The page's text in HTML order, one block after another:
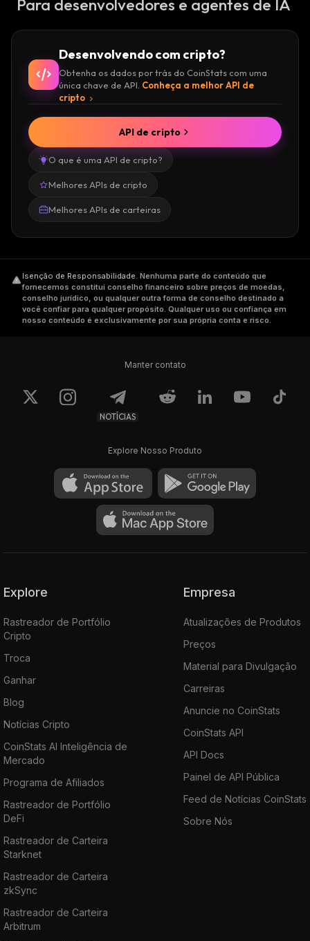
Para desenvolvedores e agentes de IA
Desenvolvendo com cripto?
Obtenha os dados por trás do CoinStats com uma
única chave de API. Conheça a melhor API de
cripto
O que é uma API de cripto?
Melhores APIs de cripto
Melhores APIs de carteiras
API de cripto
Isenção de Responsabilidade. Nenhuma parte do conteúdo que
fornecemos constitui conselho financeiro sobre preços de moedas,
conselho jurídico, ou qualquer outra forma de conselho destinado a
você confiar para qualquer propósito. Qualquer uso ou confiança em
nosso conteúdo é exclusivamente por sua própria conta e risco.
Manter contato
NOTÍCIAS
Explore Nosso Produto
Explore
Rastreador de Portfólio
Cripto
Troca
Ganhar
Blog
Notícias Cripto
CoinStats AI Inteligência de
Mercado
Programa de Afiliados
Rastreador de Portfólio
DeFi
Rastreador de Carteira
Starknet
Rastreador de Carteira
zkSync
Rastreador de Carteira
Arbitrum
Empresa
Atualizações de Produtos
Preços
Material para Divulgação
Carreiras
Anuncie no CoinStats
CoinStats API
API Docs
Painel de API Pública
Feed de Notícias CoinStats
Sobre Nós